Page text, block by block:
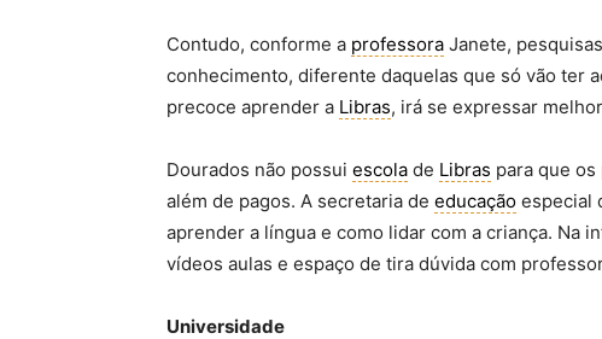
Contudo, conforme a professora Janete,
conhecimento, diferente daquelas que só vão ter
precoce aprender a Libras, irá se expressar
Dourados não possui escola de Libras para que
além de pagos. A secretaria de educação especial
aprender a língua e como lidar com a criança. Na
vídeos aulas e espaço de tira dúvida com
Universidade